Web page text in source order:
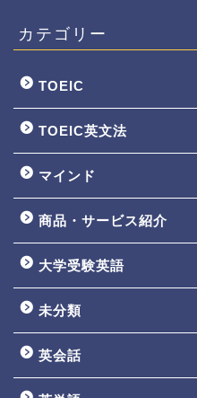
カテゴリー
TOEIC
TOEIC英文法
マインド
商品・サービス紹介
大学受験英語
未分類
英会話
TOEIC3